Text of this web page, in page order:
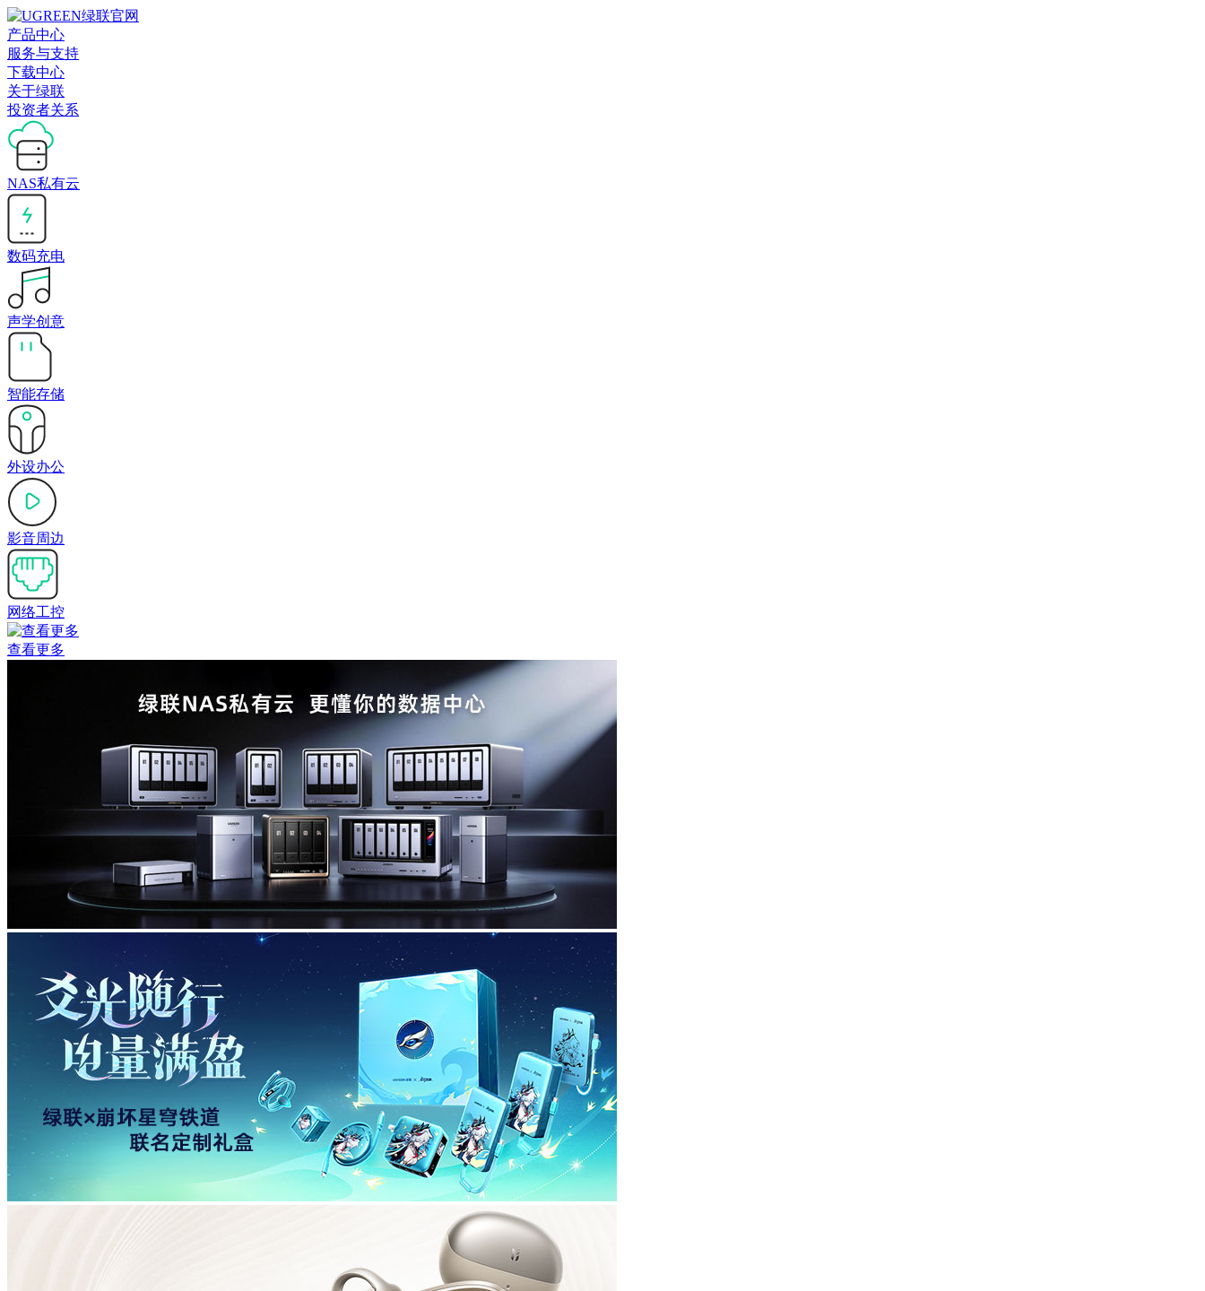
产品中心
服务与支持
下载中心
关于绿联
投资者关系
NAS私有云
数码充电
声学创意
智能存储
外设办公
影音周边
网络工控
查看更多